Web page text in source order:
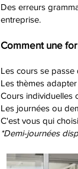
Des erreurs
entreprise.
Comment une
Les cours se
Les thèmes
Cours individuelles
Les journées ou
C'est vous qui
*Demi-journées